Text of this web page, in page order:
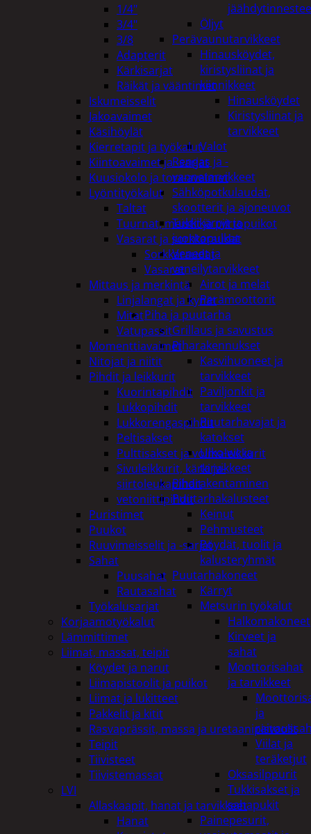
Öljyt
Perävaunutarvikkeet
Hinausköydet,
kiristysliinat ja
kiinnikkeet
Hinausköydet
Kiristysliinat ja
tarvikkeet
Valot
Rengas ja -
vannetarvikkeet
Sähköpotkulaudat,
skootterit ja ajoneuvot
Tukkikärryt ja
juontopulkat
Veneet ja
veneilytarvikkeet
Airot ja melat
Perämoottorit
Piha ja puutarha
Grillaus ja savustus
Piharakennukset
Kasvihuoneet ja
tarvikkeet
Paviljonkit ja
tarvikkeet
Puutarhavajat ja
katokset
Ulko-wc ja
tarvikkeet
Piharakentaminen
Puutarhakalusteet
Keinut
Pehmusteet
Pöydät, tuolit ja
kalusteryhmät
Puutarhakoneet
Kärryt
Metsurin työkalut
Halkomakoneet
Kirveet ja
sahat
Moottorisahat
ja tarvikkeet
ja
Viilat ja
teräketjut
Oksasilppurit
Tukkisakset ja
sahapukit
Painepesurit,
1/4"
3/4"
3/8
Adapterit
Kärkisarjat
Räikät ja vääntimet
Iskumeisselit
Jakoavaimet
Käsihöylät
Kierretapit ja työkalut
Kiintoavaimet ja -sarjat
Kuusiokolo ja torx-avaimet
Lyöntityökalut
Taltat
Tuurnat, meistit ja piirtopuikot
Vasarat ja sorkkaraudat
Sorkkaraudat
Vasarat
Mittaus ja merkintä
Linjalangat ja kynät
Mitat
Vatupassit
Momenttiavaimet
Nitojat ja niitit
Pihdit ja leikkurit
Kuorintapihdit
Lukkopihdit
Lukkorengaspihdit
Peltisakset
Pulttisakset ja voimaleikkurit
Sivuleikkurit, kärki ja-
siirtoleukapihdit
vetoniittipihdit
Puristimet
Puukot
Ruuvimeisselit ja -sarjat
Sahat
Puusahat
Rautasahat
Työkalusarjat
Korjaamotyökalut
Lämmittimet
Liimat, massat, teipit
Köydet ja narut
Liimapistoolit ja puikot
Liimat ja lukitteet
Pakkelit ja kitit
Rasvaprässit, massa ja uretaanipistoolit
Teipit
Tiivisteet
Tiivistemassat
LVI
Allaskaapit, hanat ja tarvikkeet
Hanat